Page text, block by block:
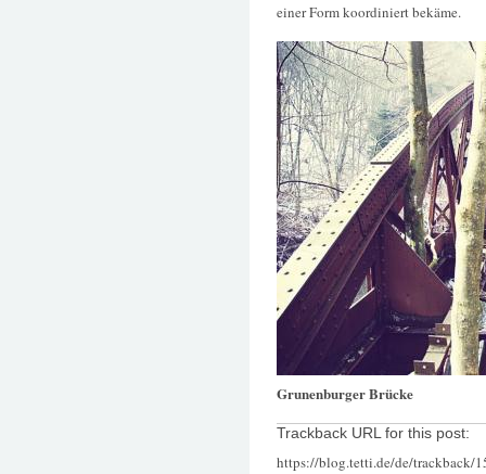
einer Form koordiniert bekäme.
Grunenburger Brücke
Trackback URL for this post:
https://blog.tetti.de/de/trackback/